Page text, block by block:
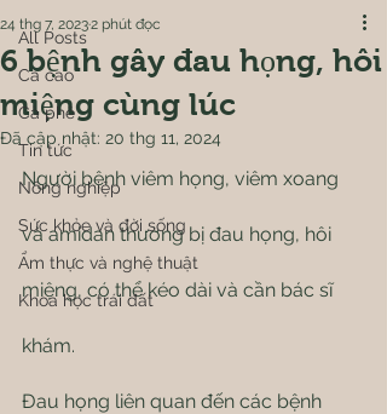
All Posts
Ca cao
Cà phê
Tin tức
Nông nghiệp
Sức khỏe và đời sống
Ẩm thực và nghệ thuật
Khoa học trái đất
6 bệnh gây đau họng, hôi
miệng cùng lúc
24 thg 7, 20232 phút đọc
Đã cập nhật: 20 thg 11, 2024
Người bệnh viêm họng, viêm xoang
và amidan thường bị đau họng, hôi
miệng, có thể kéo dài và cần bác sĩ
khám.
Đau họng liên quan đến các bệnh